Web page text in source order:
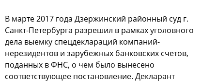
В марте 2017 года Дзержинский районный суд г.
Санкт-Петербурга разрешил в рамках уголовного
дела выемку спецдеклараций компаний-
нерезидентов и зарубежных банковских счетов,
поданных в ФНС, о чем было вынесено
соответствующее постановление. Декларант